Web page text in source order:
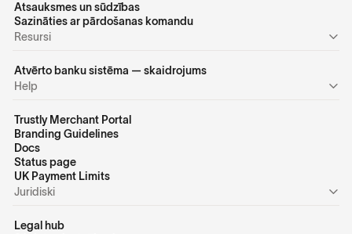
Atsauksmes un sūdzības
Sazināties ar pārdošanas komandu
Resursi
Atvērto banku sistēma — skaidrojums
Help
Trustly Merchant Portal
Branding Guidelines
Docs
Status page
UK Payment Limits
Juridiski
Legal hub